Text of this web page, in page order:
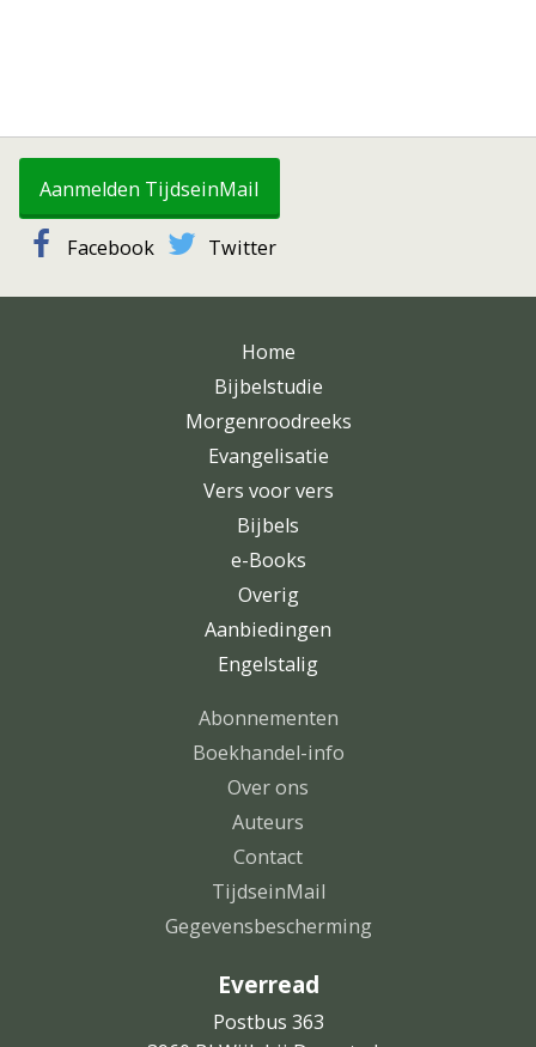
Aanmelden TijdseinMail
Facebook Twitter
Home
Bijbelstudie
Morgenroodreeks
Evangelisatie
Vers voor vers
Bijbels
e-Books
Overig
Aanbiedingen
Engelstalig
Abonnementen
Boekhandel-info
Over ons
Auteurs
Contact
TijdseinMail
Gegevensbescherming
Everread
Postbus 363